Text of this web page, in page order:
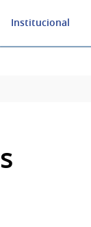
Institucional